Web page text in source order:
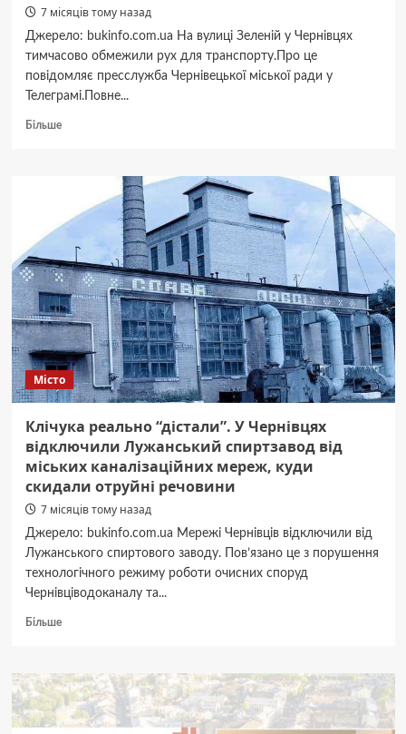
7 місяців тому назад
Джерело: bukinfo.com.ua На вулиці Зеленій у Чернівцях
тимчасово обмежили рух для транспорту.Про це
повідомляє пресслужба Чернівецької міської ради у
Телеграмі.Повне...
БільшеДокладніше
Чернівцях
перекриють
до
квітня.
Капітально
ремонтуватимуть
дорожню
мережу
Місто
Клічука реально “дістали”. У Чернівцях
відключили Лужанський спиртзавод від
міських каналізаційних мереж, куди
скидали отруйні речовини
7 місяців тому назад
Джерело: bukinfo.com.ua Мережі Чернівців відключили від
Лужанського спиртового заводу. Пов’язано це з порушення
технологічного режиму роботи очисних споруд
Чернівціводоканалу та...
БільшеДокладніше
реально
“дістали”.
У
Чернівцях